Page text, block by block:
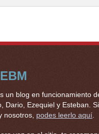
un blog en funcionamiento
Dario, Ezequiel y Esteban.
nosotros, podes leerlo aquí